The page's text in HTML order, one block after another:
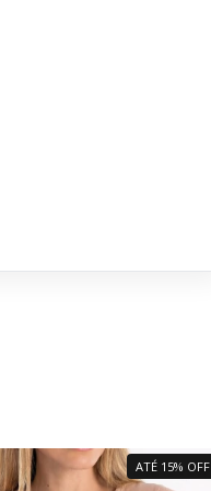
ATÉ 15% OFF